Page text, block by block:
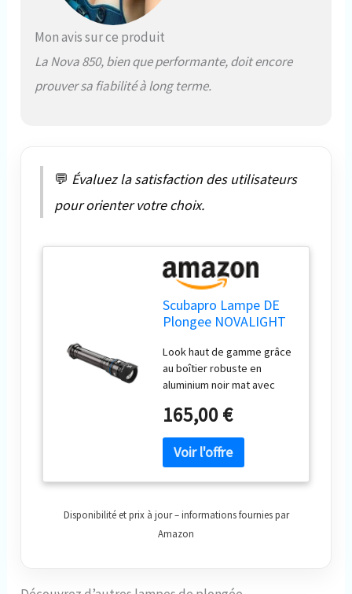
Mon avis sur ce produit
La Nova 850, bien que performante, doit encore
prouver sa fiabilité à long terme.
💬 Évaluez la satisfaction des utilisateurs
pour orienter votre choix.
Scubapro Lampe DE
Plongee NOVALIGHT
Look haut de gamme grâce
au boîtier robuste en
aluminium noir mat avec
poussoir pour une
utilisation encore plus
facile Véritable 850 lumens,
17 000 lux 1 m, température
de couleur 4 200 K
pleine luminosité et jusqu'à
7 heures à 50 % (Nova 850)
165,00 €
Disponibilité et prix à jour – informations fournies par
Amazon